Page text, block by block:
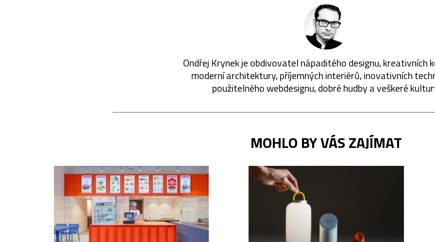
Ondřej Krynek je obdivovatel nápaditého designu, kreativních
moderní architektury, příjemných interiérů, inovativních
použitelného webdesignu, dobré hudby a veškeré
MOHLO BY VÁS ZAJÍMAT